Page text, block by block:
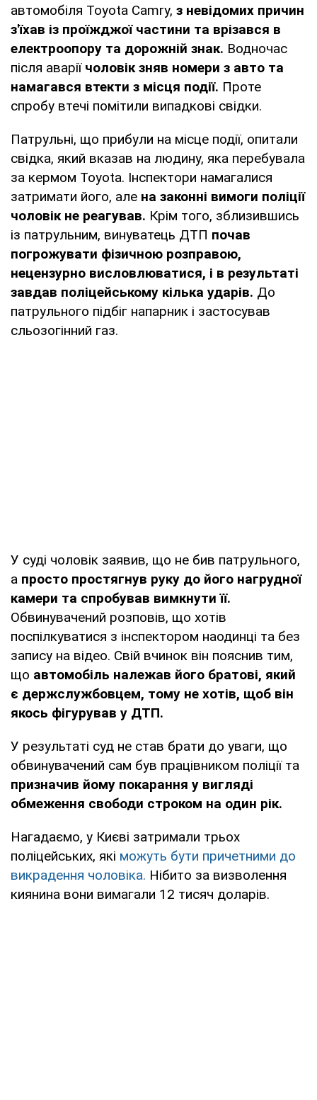
автомобіля Toyota Camry, з невідомих причин
з'їхав із проїжджої частини та врізався в
електроопору та дорожній знак. Водночас
після аварії чоловік зняв номери з авто та
намагався втекти з місця події. Проте
спробу втечі помітили випадкові свідки.
Патрульні, що прибули на місце події, опитали
свідка, який вказав на людину, яка перебувала
за кермом Toyota. Інспектори намагалися
затримати його, але на законні вимоги поліції
чоловік не реагував. Крім того, зблизившись
із патрульним, винуватець ДТП почав
погрожувати фізичною розправою,
нецензурно висловлюватися, і в результаті
завдав поліцейському кілька ударів. До
патрульного підбіг напарник і застосував
сльозогінний газ.
У суді чоловік заявив, що не бив патрульного,
а просто простягнув руку до його нагрудної
камери та спробував вимкнути її.
Обвинувачений розповів, що хотів
поспілкуватися з інспектором наодинці та без
запису на відео. Свій вчинок він пояснив тим,
що автомобіль належав його братові, який
є держслужбовцем, тому не хотів, щоб він
якось фігурував у ДТП.
У результаті суд не став брати до уваги, що
обвинувачений сам був працівником поліції та
призначив йому покарання у вигляді
обмеження свободи строком на один рік.
Нагадаємо, у Києві затримали трьох
поліцейських, які можуть бути причетними до
викрадення чоловіка. Нібито за визволення
киянина вони вимагали 12 тисяч доларів.